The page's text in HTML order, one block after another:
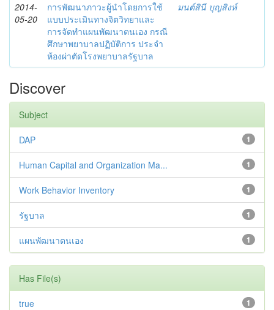
2014-
05-20
การพัฒนาภาวะผู้นำโดยการใช้
แบบประเมินทางจิตวิทยาและ
การจัดทำแผนพัฒนาตนเอง กรณี
ศึกษาพยาบาลปฏิบัติการ ประจำ
ห้องผ่าตัดโรงพยาบาลรัฐบาล
มนต์สินี บุญสิงห์
Discover
Subject
1
DAP
1
Human Capital and Organization Ma...
1
Work Behavior Inventory
1
รัฐบาล
1
แผนพัฒนาตนเอง
Has File(s)
1
true